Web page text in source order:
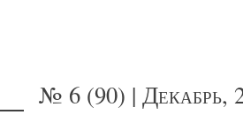
№ 6 (90) | Декабрь,